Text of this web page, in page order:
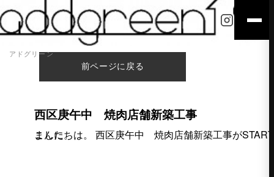
アドグリーン
前ページに戻る
西区庚午中 焼肉店舗新築工事
こんにちは。 西区庚午中 焼肉店舗新築工事がSTARTしました。